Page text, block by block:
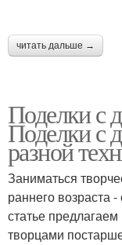
читать дальше →
Поделки с
Поделки с
разной
Заниматься
раннего возраста
статье
творцами